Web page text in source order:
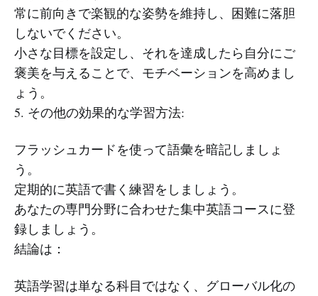
常に前向きで楽観的な姿勢を維持し、困難に落胆
しないでください。
小さな目標を設定し、それを達成したら自分にご
褒美を与えることで、モチベーションを高めまし
ょう。
5. その他の効果的な学習方法:
フラッシュカードを使って語彙を暗記しましょ
う。
定期的に英語で書く練習をしましょう。
あなたの専門分野に合わせた集中英語コースに登
録しましょう。
結論は：
英語学習は単なる科目ではなく、グローバル化の